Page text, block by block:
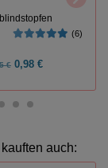
(6)
€ 0,98 €
auch: